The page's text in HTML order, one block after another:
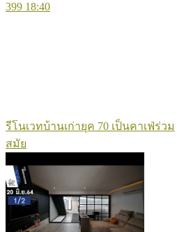
399 18:40
รีโนเวทบ้านเก่ายุค 70 เป็นคาเฟ่ร่วม
สมัย